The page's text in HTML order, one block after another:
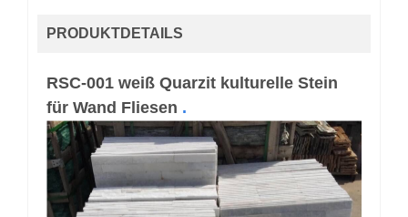
PRODUKTDETAILS
RSC-001 weiß Quarzit kulturelle Stein
für Wand Fliesen .